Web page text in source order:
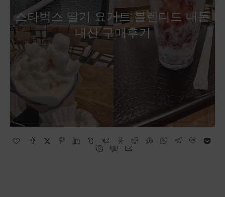
스타벅스 딸기 요거트 블렌디드 내돈
내산 구매후기